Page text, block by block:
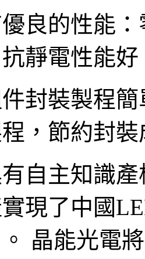
優良的性能
靜電性能
件封裝製程
，節約封裝
自主知識
現了中國
。 晶能光電